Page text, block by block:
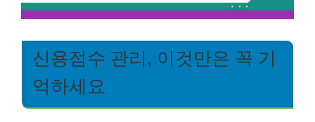
신용점수 관리, 이것만은 꼭 기
억하세요